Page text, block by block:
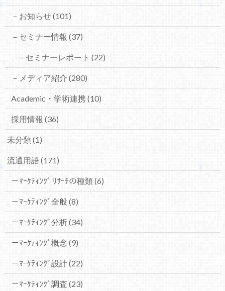
－お知らせ(101)
－セミナー情報 (37)
－セミナーレポート (22)
－メディア紹介 (280)
Academic・学術連携(10)
採用情報 (36)
未分類(1)
流通用語(171)
－ﾏｰｹﾃｨﾝｸﾞ ﾘｻｰﾁの種類(6)
－ﾏｰｹﾃｨﾝｸﾞ全般(8)
－ﾏｰｹﾃｨﾝｸﾞ分析(34)
－ﾏｰｹﾃｨﾝｸﾞ概念 (9)
－ﾏｰｹﾃｨﾝｸﾞ設計(22)
－ﾏｰｹﾃｨﾝｸﾞ調査 (23)